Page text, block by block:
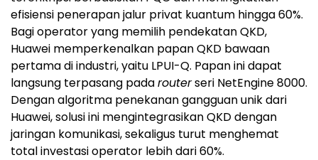
efisiensi penerapan jalur privat kuantum hingga 60%.
Bagi operator yang memilih pendekatan QKD,
Huawei memperkenalkan papan QKD bawaan
pertama di industri, yaitu LPUI-Q. Papan ini dapat
langsung terpasang padarouterseri NetEngine 8000.
Dengan algoritma penekanan gangguan unik dari
Huawei, solusi ini mengintegrasikan QKD dengan
jaringan komunikasi, sekaligus turut menghemat
total investasi operator lebih dari 60%.